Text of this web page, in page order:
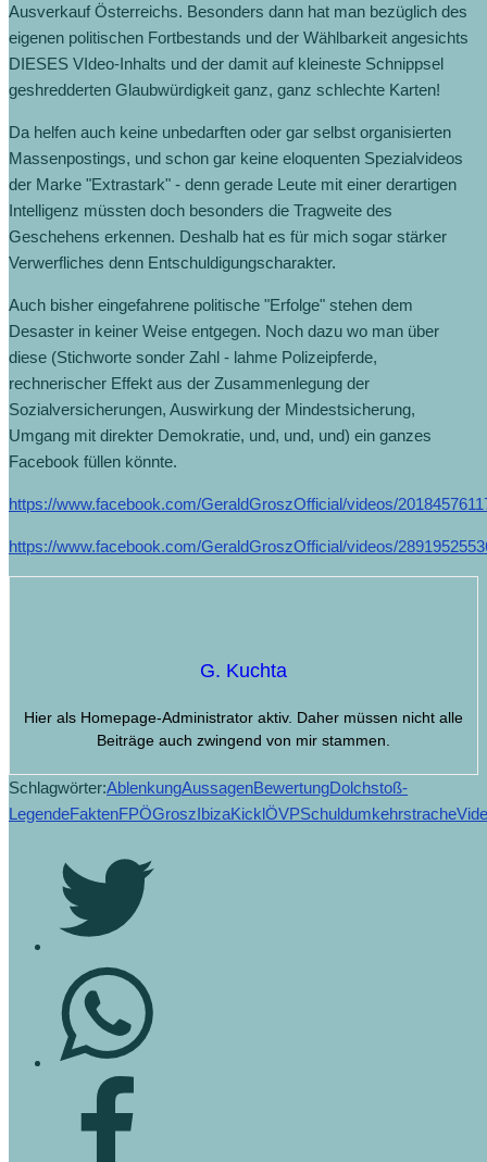
Ausverkauf Österreichs. Besonders dann hat man bezüglich des
eigenen politischen Fortbestands und der Wählbarkeit angesichts
DIESES VIdeo-Inhalts und der damit auf kleineste Schnippsel
geshredderten Glaubwürdigkeit ganz, ganz schlechte Karten!
Da helfen auch keine unbedarften oder gar selbst organisierten
Massenpostings, und schon gar keine eloquenten Spezialvideos
der Marke "Extrastark" - denn gerade Leute mit einer derartigen
Intelligenz müssten doch besonders die Tragweite des
Geschehens erkennen. Deshalb hat es für mich sogar stärker
Verwerfliches denn Entschuldigungscharakter.
Auch bisher eingefahrene politische "Erfolge" stehen dem
Desaster in keiner Weise entgegen. Noch dazu wo man über
diese (Stichworte sonder Zahl - lahme Polizeipferde,
rechnerischer Effekt aus der Zusammenlegung der
Sozialversicherungen, Auswirkung der Mindestsicherung,
Umgang mit direkter Demokratie, und, und, und) ein ganzes
Facebook füllen könnte.
https://www.facebook.com/GeraldGroszOfficial/videos/
https://www.facebook.com/GeraldGroszOfficial/videos/
G. Kuchta
Hier als Homepage-Administrator aktiv. Daher müssen nicht alle
Beiträge auch zwingend von mir stammen.
Schlagwörter:AblenkungAussagenBewertungDolchstoß-
LegendeFaktenFPÖGroszIbizaKicklÖVPSchuldumkehrstrache